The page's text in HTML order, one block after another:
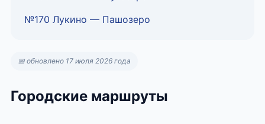
№170 Лукино — Пашозеро
📅 обновлено 17 июля 2026 года
Городские маршруты